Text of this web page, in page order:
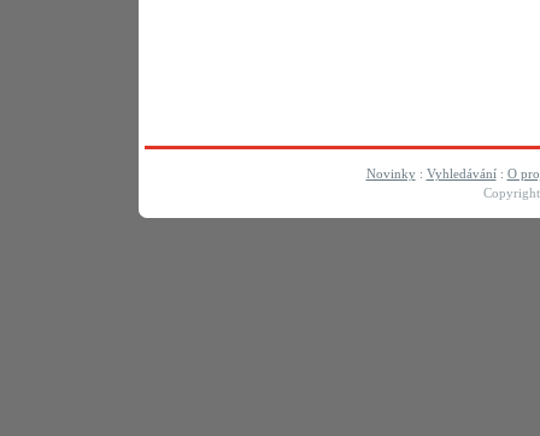
Novinky: Vyhledávání: O